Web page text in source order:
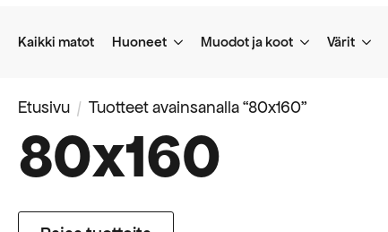
Kaikki matot Huoneet Muodot ja koot Värit
Etusivu Tuotteet avainsanalla “80x160”
80x160